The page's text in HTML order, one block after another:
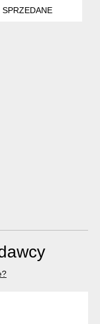
SPRZEDANE
KORALIKÓW W STYLU